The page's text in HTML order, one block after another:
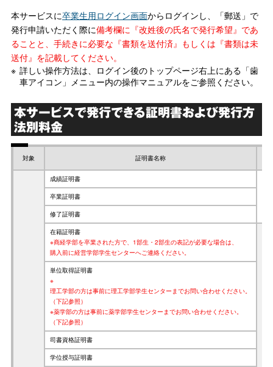
本サービスに卒業生用ログイン画面からログインし、「郵送」で
発行申請いただく際に備考欄に『改姓後の氏名で発行希望』であ
ることと、手続きに必要な『書類を送付済』もしくは『書類は未
送付』を記載してください。
詳しい操作方法は、ログイン後のトップページ右上にある「歯
車アイコン」メニュー内の操作マニュアルをご参照ください。
本サービスで発行できる証明書および発行方
法別料金
対象 証明書名称
成績証明書
卒業証明書
修了証明書
在籍証明書
※商経学部を卒業された方で、1部生・2部生の表記が必要な場合は、
購入前に経営学部学生センターへご連絡ください。
単位取得証明書
※
理工学部の方は事前に理工学部学生センターまでお問い合わせください。
（下記参照）
※薬学部の方は事前に薬学部学生センターまでお問い合わせください。
（下記参照）
司書資格証明書
学位授与証明書